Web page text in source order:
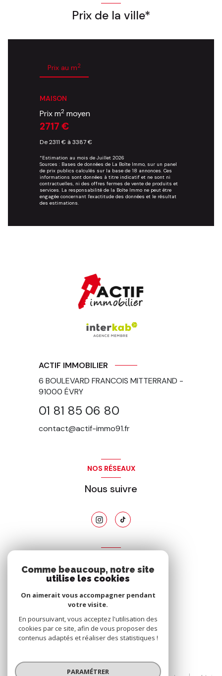
Prix de la ville*
Prix au m2
MAISON
Prix m2 moyen
2717 €
De 2311 € à 3387 €
*Estimation au mois de Juillet 2026
Sources : Bases de données de La Boîte Immo, sur un panel
de prix publics calculés sur la base de 18 annonces. Ces
informations sont données à titre indicatif et ne sont ni
contractuelles, ni des offres fermes de vente de produits et
services. La responsabilité de la Boîte Immo ne peut être
engagée concernant l'exactitude des données et le résultat
des estimations.
ACTIF IMMOBILIER
6 BOULEVARD FRANCOIS MITTERRAND -
91000 ÉVRY
01 81 85 06 80
contact@actif-immo91.fr
NOS RÉSEAUX
Nous suivre
Nous adhérons
© 2026 | Tous droits réservés
Comme beaucoup, notre site
utilise les cookies
On aimerait vous accompagner pendant
votre visite.
En poursuivant, vous acceptez l'utilisation des
cookies par ce site, afin de vous proposer des
contenus adaptés et réaliser des statistiques !
PARAMÉTRER